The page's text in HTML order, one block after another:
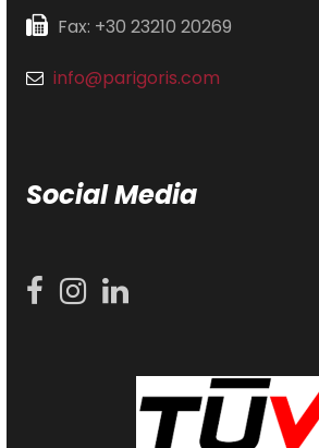
Fax: +30 23210 20269
info@parigoris.com
Social Media